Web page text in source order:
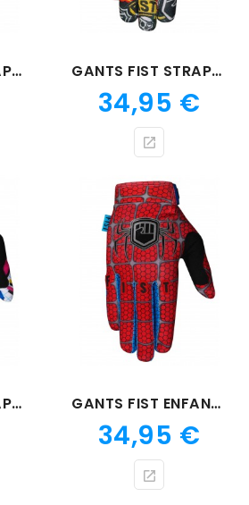
GANTS FIST STRAPPED ROASTED GANTS FIST STRAPPED ICEY
Prix
34,95 €
GANTS FIST STRAPPED BUCKWORTH GANTS FIST ENFANT WEBS
Prix
34,95 €